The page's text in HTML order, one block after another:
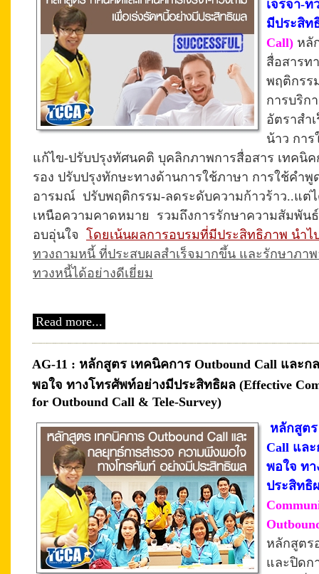
เจรจา-ท
มีประสิท
Call) หลั
สื่อสารท
พฤติกรร
การบริก
อัตราสำ
น้าว การ
แก้ไข-ปรับปรุงทัศนคติ บุคลิกภาพการสื่อสาร เทคนิ
รอง ปรับปรุงทักษะทางด้านการใช้ภาษา การใช้คำพู
อารมณ์ ปรับพฤติกรรม-ลดระดับความก้าวร้าว..แต่
เหนือความคาดหมาย รวมถึงการรักษาความสัมพัน
อบอุ่นใจ โดยเน้นผลการอบรมที่มีประสิทธิภาพ นำไ
ทวงถามหนี้ ที่ประสบผลสำเร็จมากขึ้น และรักษาภา
ทวงหนี้ได้อย่างดีเยี่ยม
Read more...
AG-11 : หลักสูตร เทคนิคการ Outbound Call และ
พอใจ ทางโทรศัพท์อย่างมีประสิทธิผล (Effective
for Outbound Call & Tele-Survey)
หลักสูตร
Call แล
พอใจ ท
ประสิทธิ
หลักสูตร
และปิดก